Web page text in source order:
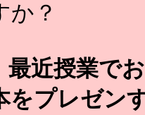
か？
最近授業でお
をプレゼン